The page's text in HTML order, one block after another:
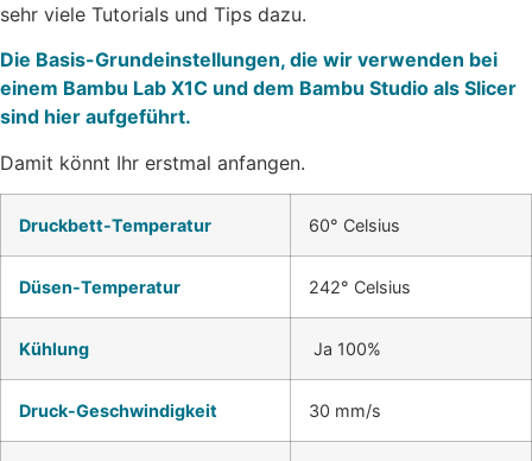
sehr viele Tutorials und Tips dazu.
Die Basis-Grundeinstellungen, die wir verwenden bei
einem Bambu Lab X1C und dem Bambu Studio als Slicer
sind hier aufgeführt.
Damit könnt Ihr erstmal anfangen.
Druckbett-Temperatur 60° Celsius
Düsen-Temperatur 242° Celsius
Kühlung Ja 100%
Druck-Geschwindigkeit 30 mm/s